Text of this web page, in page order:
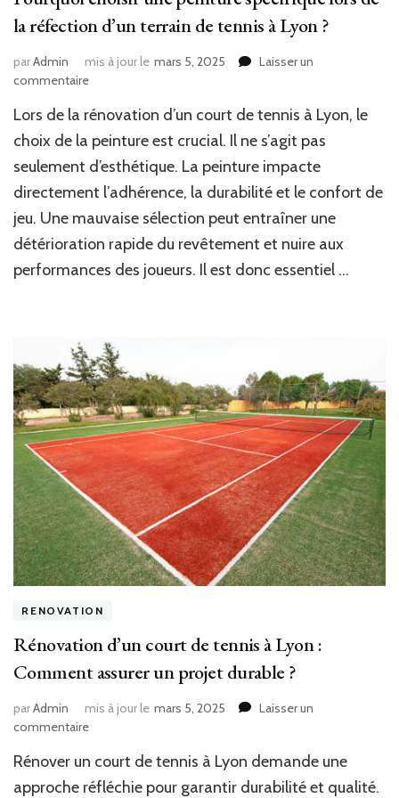
la réfection d’un terrain de tennis à Lyon ?
parAdmin mis à jour le mars 5, 2025
Laisser un
commentairesur
choisir
une
peinture
spécifique
lors
la
réfection
d’un
Lyon
?
Lors de la rénovation d’un court de tennis à Lyon, le
choix de la peinture est crucial. Il ne s’agit pas
seulement d’esthétique. La peinture impacte
directement l’adhérence, la durabilité et le confort de
jeu. Une mauvaise sélection peut entraîner une
détérioration rapide du revêtement et nuire aux
performances des joueurs. Il est donc essentiel …
RENOVATION
Rénovation d’un court de tennis à Lyon :
Comment assurer un projet durable ?
parAdmin mis à jour le mars 5, 2025
Laisser un
commentairesur
d’un
court
Rénover un court de tennis à Lyon demande une
approche réfléchie pour garantir durabilité et qualité.